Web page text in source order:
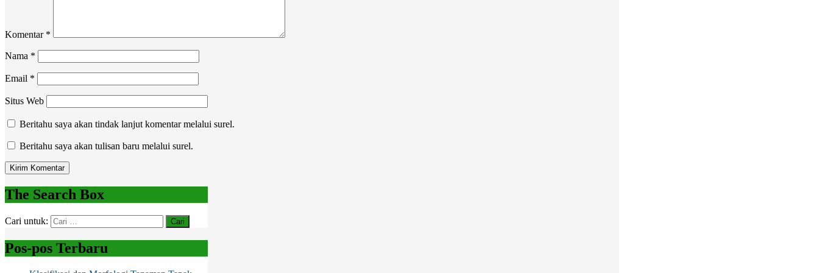
Komentar *
Nama *
Email *
Situs Web
Beritahu saya akan tindak lanjut komentar melalui surel.
Beritahu saya akan tulisan baru melalui surel.
The Search Box
Cari untuk:
Pos-pos Terbaru